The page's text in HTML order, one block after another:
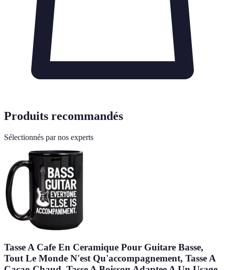
Produits recommandés
Sélectionnés par nos experts
Tasse A Cafe En Ceramique Pour Guitare Basse,
Tout Le Monde N'est Qu'accompagnement, Tasse A